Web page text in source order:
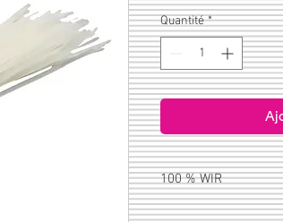
Quantité *
100 % WIR
Bei Kabelbinder und